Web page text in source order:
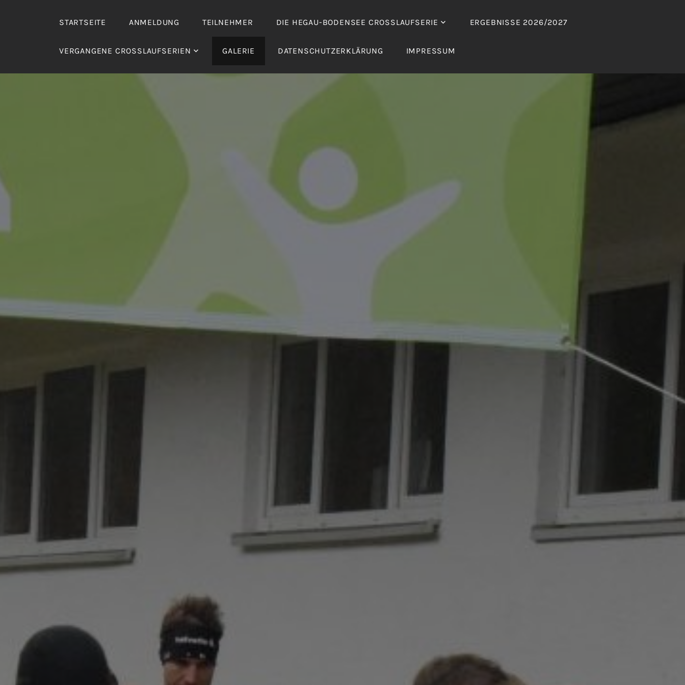
STARTSEITE ANMELDUNG TEILNEHMER DIE HEGAU-BODENSEE CROSSLAUFSERIE ERGEBNISSE 2026/2027
VERGANGENE CROSSLAUFSERIEN GALERIE DATENSCHUTZERKLÄRUNG IMPRESSUM